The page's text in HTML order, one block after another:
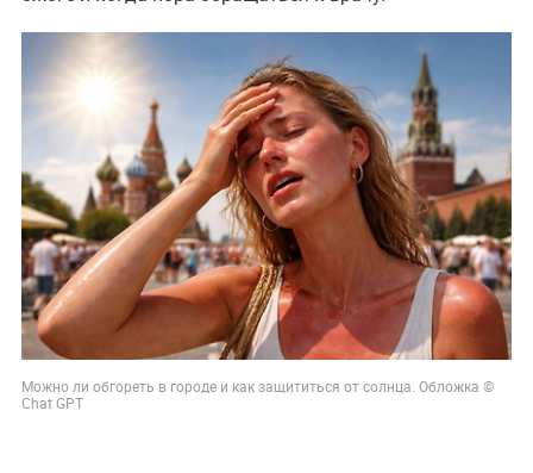
Можно ли обгореть в городе и как защититься от солнца. Обложка ©
Chat GPT